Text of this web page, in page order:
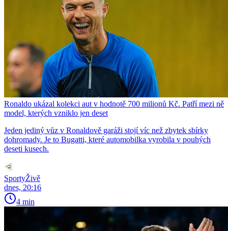
Ronaldo ukázal kolekci aut v hodnotě 700 milionů Kč. Patří mezi ně
model, kterých vzniklo jen deset
Jeden jediný vůz v Ronaldově garáži stojí víc než zbytek sbírky
dohromady. Je to Bugatti, které automobilka vyrobila v pouhých
deseti kusech.
SportyŽivě
dnes, 20:16
4 min